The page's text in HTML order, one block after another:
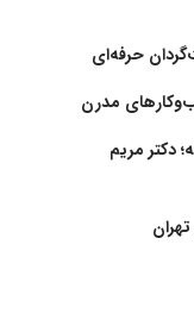
حرفه‌ای
مدرن
دکتر مریم